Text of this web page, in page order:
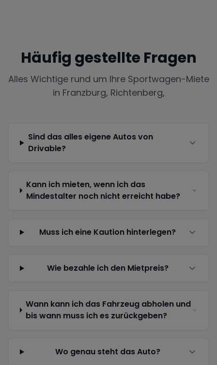
Häufig gestellte Fragen
Alles Wichtige rund um Ihre Sportwagen-Miete
in Franzburg, Richtenberg,
Sind das alles eigene Autos von
Drivable?
Kann ich mieten, wenn ich das
Mindestalter noch nicht erreicht habe?
Muss ich eine Kaution hinterlegen?
Wie bezahle ich den Mietpreis?
Wann kann ich das Fahrzeug abholen und
bis wann muss ich es zurückgeben?
Wo genau steht das Auto?